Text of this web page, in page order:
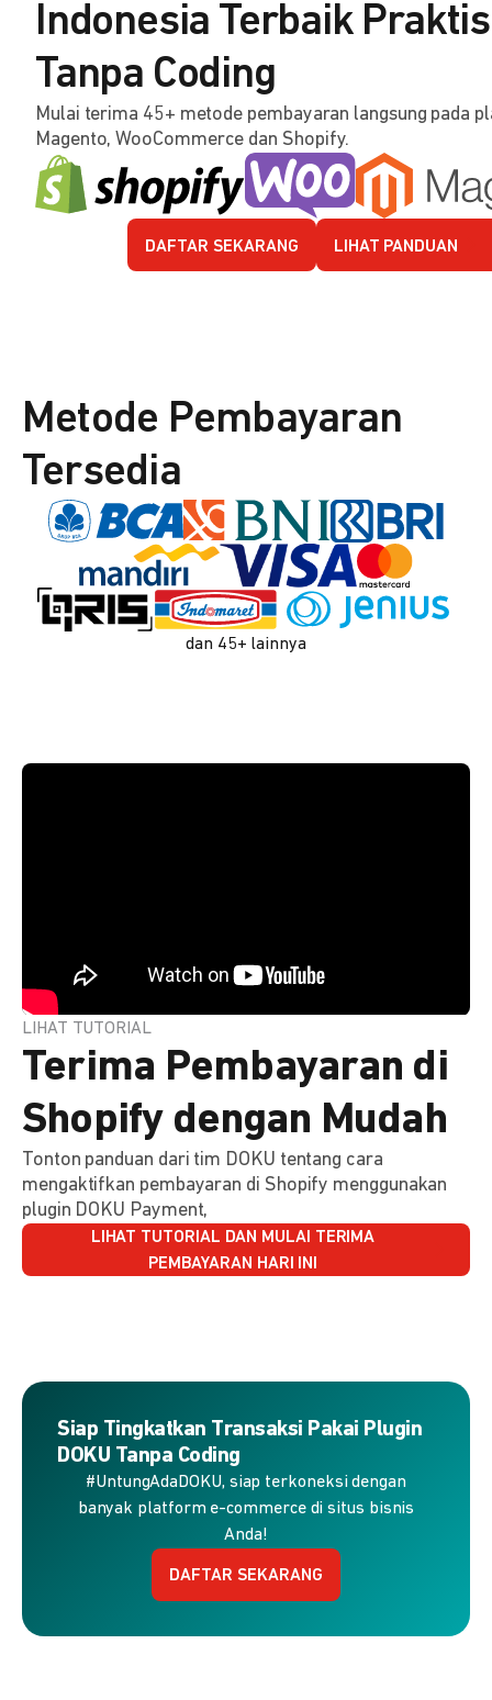
Indonesia Terbaik Praktis
Tanpa Coding
Mulai terima 45+ metode pembayaran langsung pada
Magento, WooCommerce dan Shopify.
DAFTAR SEKARANG LIHAT PANDUAN
Metode Pembayaran
Tersedia
dan 45+ lainnya
LIHAT TUTORIAL
Terima Pembayaran di
Shopify dengan Mudah
Tonton panduan dari tim DOKU tentang cara
mengaktifkan pembayaran di Shopify menggunakan
plugin DOKU Payment,
LIHAT TUTORIAL DAN MULAI TERIMA
PEMBAYARAN HARI INI
Siap Tingkatkan Transaksi Pakai Plugin
DOKU Tanpa Coding
#UntungAdaDOKU, siap terkoneksi dengan
banyak platform e-commerce di situs bisnis
Anda!
DAFTAR SEKARANG